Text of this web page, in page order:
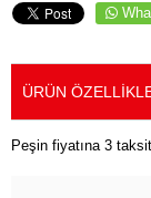
ÜRÜN
Peşin fiyatına 3